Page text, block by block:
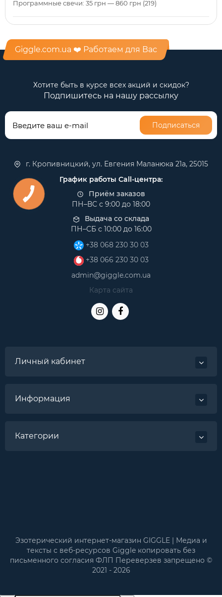
Программные свечи: 35 грн — 860 грн (219)
Giggle.com.ua ❤️ Работаем для Вас
Хотите быть в курсе всех акций и скидок?
Подпишитесь на нашу рассылку
Подписаться
г. Кропивницкий, ул. Евгения Маланюка 21а, 25015
График работы Call-центра:
Приём заказов
ПН–ВС с 9:00 до 18:00
Выдача со склада
ПН–СБ с 10:00 до 16:00
+38 068 230 30 03
+38 066 230 30 03
admin@giggle.com.ua
Карта сайта
Личный кабинет
Информация
Категории
Эзотерический интернет-магазин GIGGLE | Медиа и
тексты с веб-ресурсов Giggle копировать без
письменного согласия ФЛП Переверзев запрещено ©
2021 - 2026